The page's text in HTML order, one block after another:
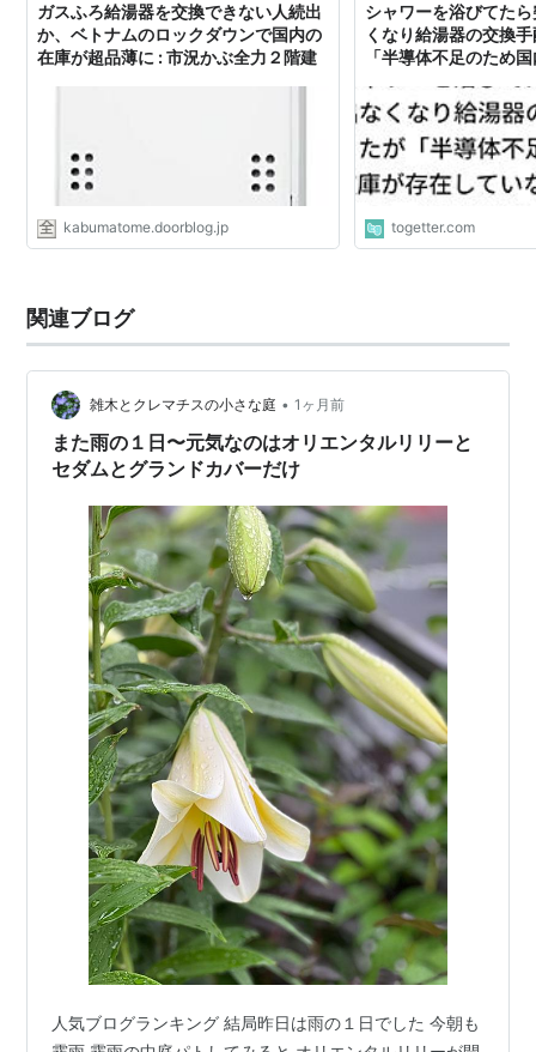
ガスふろ給湯器を交換できない人続出
か、ベトナムのロックダウンで国内の
在庫が超品薄に : 市況かぶ全力２階建
kabumatome.doorblog.jp
シャワーを浴びてた
くなり給湯器の交換
「半導体不足のため
た。マジか。
togetter.com
関連ブログ
雑木とクレマチスの小さな庭 • 1ヶ月前
また雨の１日〜元気なのはオリエンタルリリーと
セダムとグランドカバーだけ
人気ブログランキング 結局昨日は雨の１日でした 今朝も